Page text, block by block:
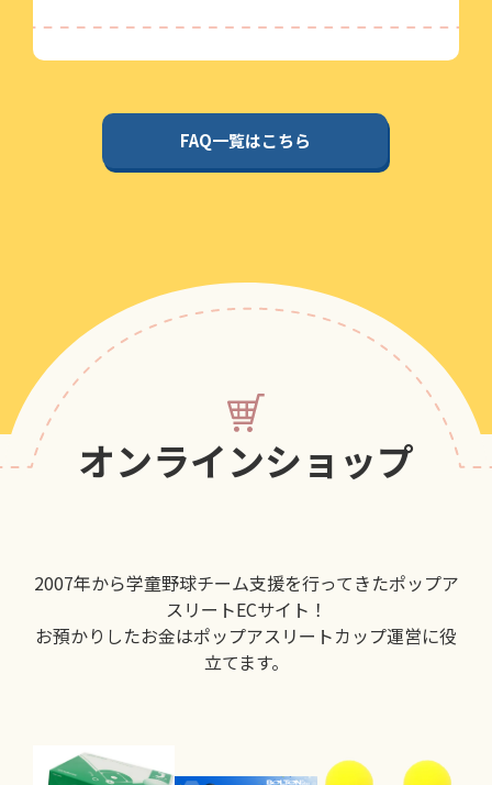
FAQ一覧はこちら
オンラインショップ
2007年から学童野球チーム支援を行ってきたポップア
スリートECサイト！
お預かりしたお金はポップアスリートカップ運営に役
立てます。